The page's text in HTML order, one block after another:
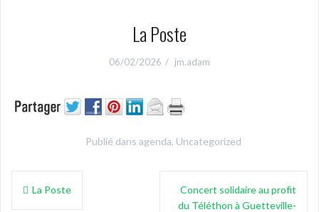
La Poste
06/02/2026 jm.adam
Publié dans agenda, Uncategorized
Navigation
La Poste
Concert solidaire au profit
du Téléthon à Guetteville-